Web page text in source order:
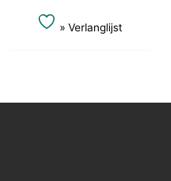
» Verlanglijst